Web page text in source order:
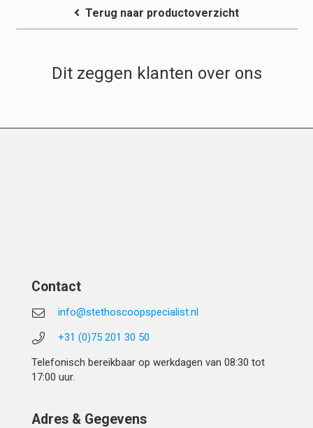
Terug naar productoverzicht
Dit zeggen klanten over ons
Contact
info@stethoscoopspecialist.nl
+31 (0)75 201 30 50
Telefonisch bereikbaar op werkdagen van 08:30 tot
17:00 uur.
Adres & Gegevens